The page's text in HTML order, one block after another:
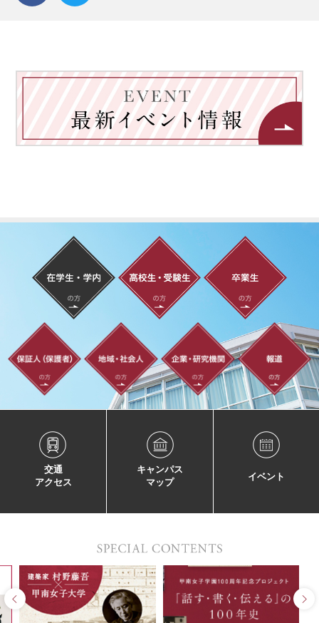
交通
アクセス
キャンパス
マップ
イベント